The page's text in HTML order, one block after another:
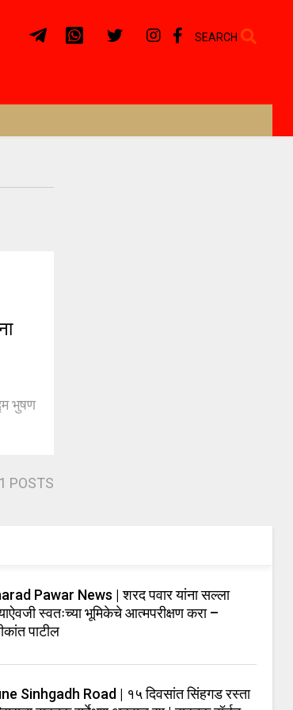
SEARCH
भुषण
POSTS
Pawar News | शरद पवार यांना सल्ला
स्वतःच्या भूमिकेचे आत्मपरीक्षण करा –
पाटील
Sinhgadh Road | १५ दिवसांत सिंहगड रस्ता